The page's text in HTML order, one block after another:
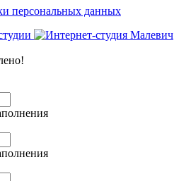
персональных данных